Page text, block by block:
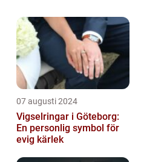
07 augusti 2024
Vigselringar i Göteborg:
En personlig symbol för
evig kärlek